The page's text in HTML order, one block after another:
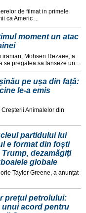
de filmat in primele
ca Americ ...
moment un atac
Mohsen Rezaee, a
pregatea sa lanseze un ...
pe ușa din față:
le-a emis
Animalelor din
partidului lui
e format din foști
dezamăgiți
globale
Taylor Greene, a anunțat
prețul petrolului:
unui acord pentru